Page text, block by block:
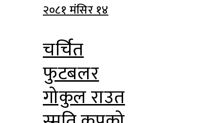
२०८१ मंसिर १४
चर्चित
फुटबलर
गोकुल राउत